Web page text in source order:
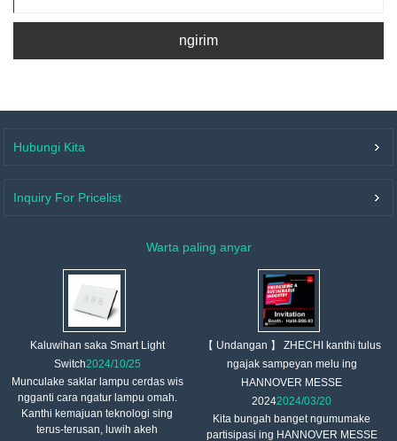
ngirim
Hubungi Kita
Inquiry For Pricelist
Warta paling anyar
Kaluwihan saka Smart Light
Switch2024/10/25
Munculake saklar lampu cerdas wis
ngganti cara ngatur lampu omah.
Kanthi kemajuan teknologi sing
terus-terusan, luwih akeh
【 Undangan 】 ZHECHI kanthi tulus
ngajak sampeyan melu ing
HANNOVER MESSE
20242024/03/20
Kita bungah banget ngumumake
partisipasi ing HANNOVER MESSE